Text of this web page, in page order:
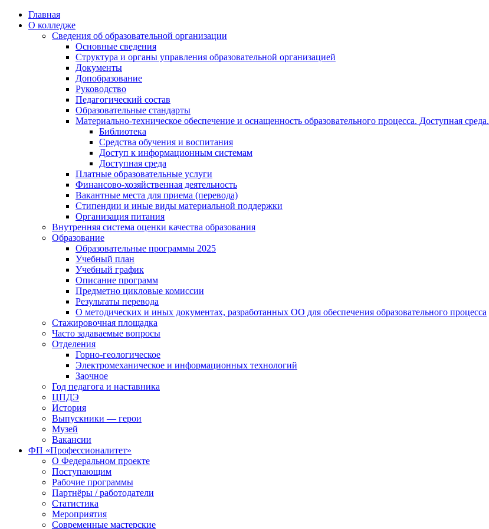
Перейти
содержимому
Главная
О колледже
Сведения об образовательной организации
Основные сведения
Структура и органы управления образовательной организацией
Документы
Допобразование
Руководство
Педагогический состав
Образовательные стандарты
Материально-техническое обеспечение и оснащенность образовательного процесса. Доступная среда.
Библиотека
Средства обучения и воспитания
Доступ к информационным системам
Доступная среда
Платные образовательные услуги
Финансово-хозяйственная деятельность
Вакантные места для приема (перевода)
Стипендии и иные виды материальной поддержки
Организация питания
Внутренняя система оценки качества образования
Образование
Образовательные программы 2025
Учебный план
Учебный график
Описание программ
Предметно цикловые комиссии
Результаты перевода
О методических и иных документах, разработанных ОО для обеспечения образовательного процесса
Стажировочная площадка
Часто задаваемые вопросы
Отделения
Горно-геологическое
Электромеханическое и информационных технологий
Заочное
Год педагога и наставника
ЦПДЭ
История
Выпускники — герои
Музей
Вакансии
ФП «Профессионалитет»
О Федеральном проекте
Поступающим
Рабочие программы
Партнёры / работодатели
Статистика
Мероприятия
Современные мастерские